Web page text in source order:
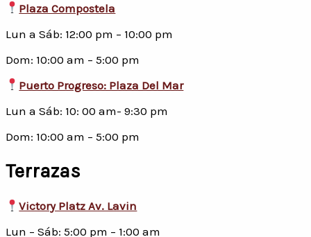
Plaza Compostela
Lun a Sáb: 12:00 pm – 10:00 pm
Dom: 10:00 am – 5:00 pm
Puerto Progreso: Plaza Del Mar
Lun a Sáb: 10: 00 am- 9:30 pm
Dom: 10:00 am – 5:00 pm
Terrazas
Victory Platz Av. Lavin
Lun – Sáb: 5:00 pm – 1:00 am